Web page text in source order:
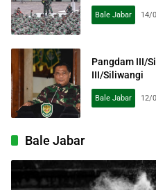
Bale Jabar 14/
Pangdam III/
III/Siliwangi
Bale Jabar 12/
Bale Jabar